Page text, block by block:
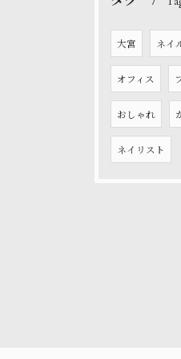
大宮 ネイ
オフィス
おしゃれ
ネイリスト